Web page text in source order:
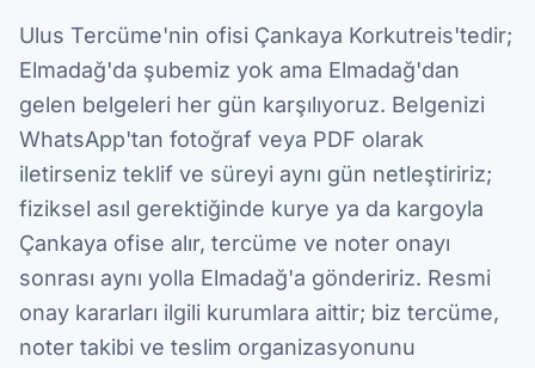
Ulus Tercüme'nin ofisi Çankaya Korkutreis'tedir;
Elmadağ'da şubemiz yok ama Elmadağ'dan
gelen belgeleri her gün karşılıyoruz. Belgenizi
WhatsApp'tan fotoğraf veya PDF olarak
iletirseniz teklif ve süreyi aynı gün netleştiririz;
fiziksel asıl gerektiğinde kurye ya da kargoyla
Çankaya ofise alır, tercüme ve noter onayı
sonrası aynı yolla Elmadağ'a göndeririz. Resmi
onay kararları ilgili kurumlara aittir; biz tercüme,
noter takibi ve teslim organizasyonunu